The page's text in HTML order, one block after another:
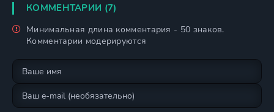
КОММЕНТАРИИ (7)
Минимальная длина комментария - 50 знаков.
Комментарии модерируются